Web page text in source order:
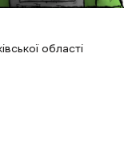
області